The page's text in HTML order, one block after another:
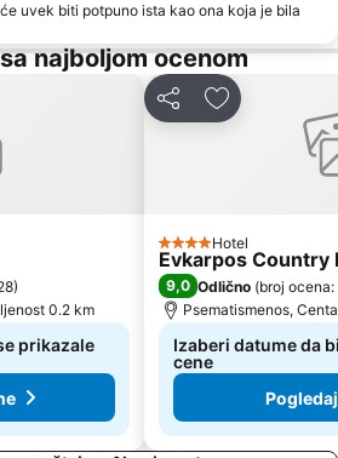
uvek biti potpuno ista kao ona koja je bila
najboljom ocenom
)
0.2 km
prikazale
Deli Dodati u
4 Zvezdice
Hotel
Evkarpos Country
9,0 Odlično (broj
Psematismenos,
Izaberi datume da
cene